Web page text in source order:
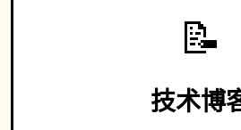
📝
技术博